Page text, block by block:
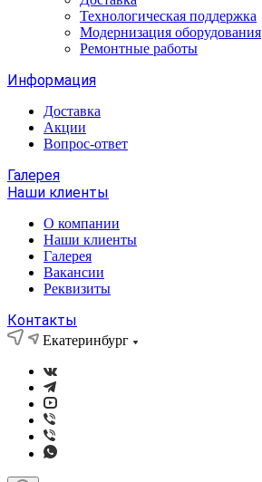
Технологическая поддержка
Модернизация оборудования
Ремонтные работы
Информация
Доставка
Акции
Вопрос-ответ
Галерея
Наши клиенты
О компании
Наши клиенты
Галерея
Вакансии
Реквизиты
Контакты
Екатеринбург